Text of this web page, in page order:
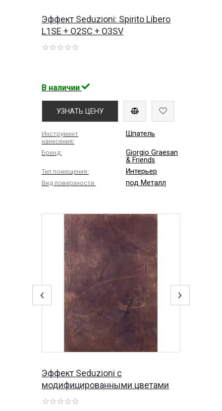
Эффект Seduzioni: Spirito Libero
L1SE + O2SC + O3SV
В наличии
УЗНАТЬ ЦЕНУ
Инструмент
нанесения:
Шпатель
Бренд:
Giorgio Graesan
& Friends
Тип помещения: Интерьер
Вид поверхности: под Металл
‹ ›
Эффект Seduzioni c
модифицированными цветами